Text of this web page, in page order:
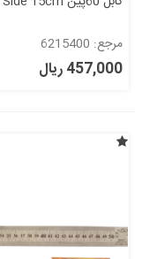
مرجع: 6215400
457,000 ریال